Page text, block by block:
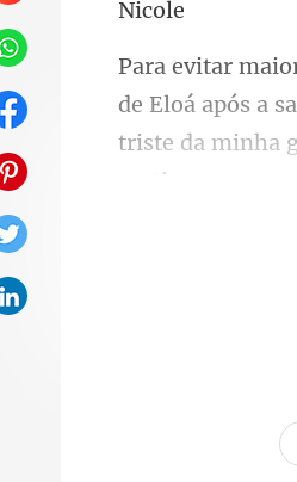
co
após a
triste da mi